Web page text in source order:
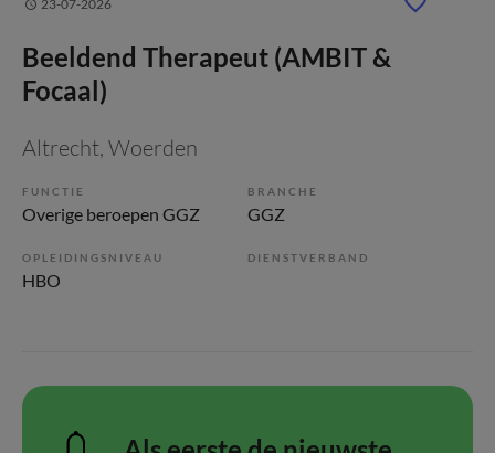
23-07-2026
Beeldend Therapeut (AMBIT &
Focaal)
Altrecht, Woerden
FUNCTIE
Overige beroepen GGZ
BRANCHE
GGZ
OPLEIDINGSNIVEAU
HBO
DIENSTVERBAND